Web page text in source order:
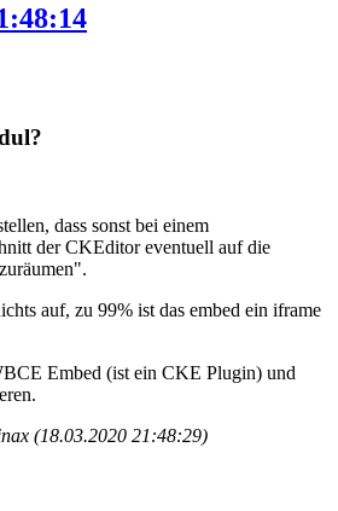
dass sonst bei einem
der CKEditor eventuell auf die
auf, zu 99% ist das embed ein iframe
Embed (ist ein CKE Plugin) und
(18.03.2020 21:48:29)